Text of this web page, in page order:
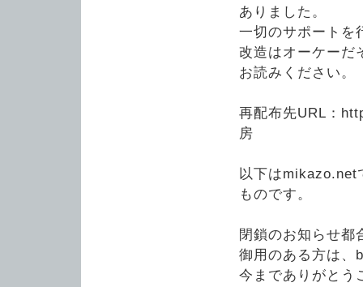
ありました。
一切のサポートを
改造はオーケーだ
お読みください。
再配布先URL：
房
以下はmikazo.net
ものです。
閉鎖のお知らせ都
御用のある方は、
今までありがとう